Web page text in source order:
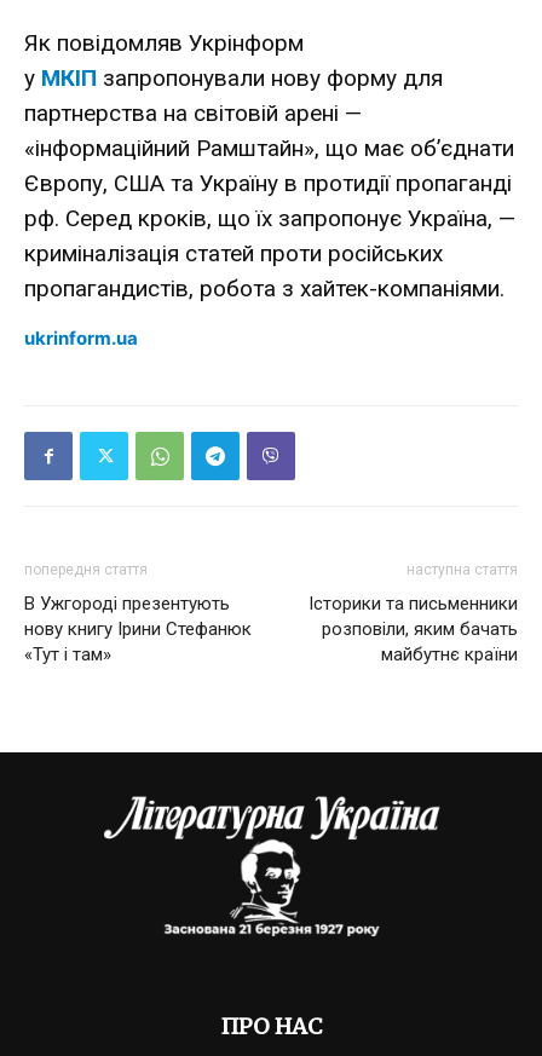
Як повідомляв Укрінформ
у МКІП запропонували нову форму для
партнерства на світовій арені —
«інформаційний Рамштайн», що має об’єднати
Європу, США та Україну в протидії пропаганді
рф. Серед кроків, що їх запропонує Україна, —
криміналізація статей проти російських
пропагандистів, робота з хайтек-компаніями.
ukrinform.ua
попередня стаття
В Ужгороді презентують
нову книгу Ірини Стефанюк
«Тут і там»
наступна стаття
Історики та письменники
розповіли, яким бачать
майбутнє країни
ПРО НАС